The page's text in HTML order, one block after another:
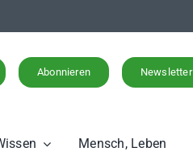
Abonnieren Newsletter
Mensch, Leben